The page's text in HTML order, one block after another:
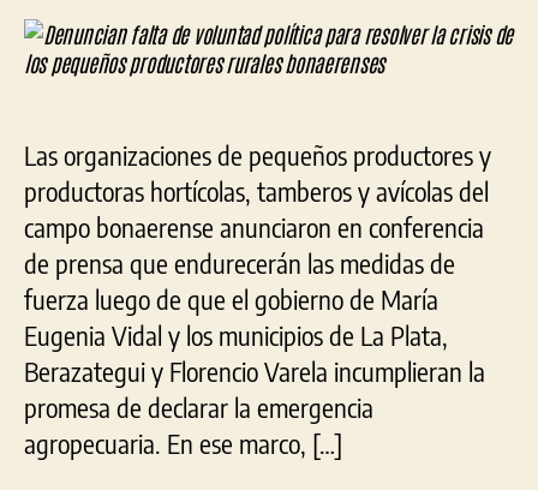
de
voluntad
política
la
crisis
de
los
pequeños
productores
rurales
bonaerenses
Las organizaciones de pequeños productores y
productoras hortícolas, tamberos y avícolas del
campo bonaerense anunciaron en conferencia
de prensa que endurecerán las medidas de
fuerza luego de que el gobierno de María
Eugenia Vidal y los municipios de La Plata,
Berazategui y Florencio Varela incumplieran la
promesa de declarar la emergencia
agropecuaria. En ese marco, […]